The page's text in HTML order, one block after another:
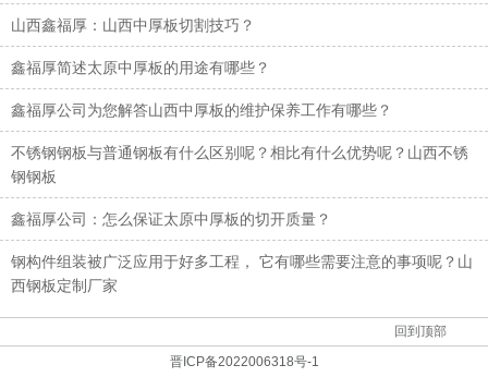
山西鑫福厚：山西中厚板切割技巧？
鑫福厚简述太原中厚板的用途有哪些？
鑫福厚公司为您解答山西中厚板的维护保养工作有哪些？
不锈钢钢板与普通钢板有什么区别呢？相比有什么优势呢？山西不锈
钢钢板
鑫福厚公司：怎么保证太原中厚板的切开质量？
钢构件组装被广泛应用于好多工程， 它有哪些需要注意的事项呢？山
西钢板定制厂家
回到顶部
晋ICP备2022006318号-1